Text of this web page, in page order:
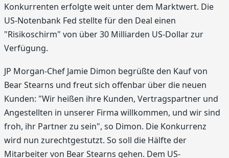
Konkurrenten erfolgte weit unter dem Marktwert. Die
US-Notenbank Fed stellte für den Deal einen
"Risikoschirm" von über 30 Milliarden US-Dollar zur
Verfügung.
JP Morgan-Chef Jamie Dimon begrüßte den Kauf von
Bear Stearns und freut sich offenbar über die neuen
Kunden: "Wir heißen ihre Kunden, Vertragspartner und
Angestellten in unserer Firma willkommen, und wir sind
froh, ihr Partner zu sein", so Dimon. Die Konkurrenz
wird nun zurechtgestutzt. So soll die Hälfte der
Mitarbeiter von Bear Stearns gehen. Dem US-